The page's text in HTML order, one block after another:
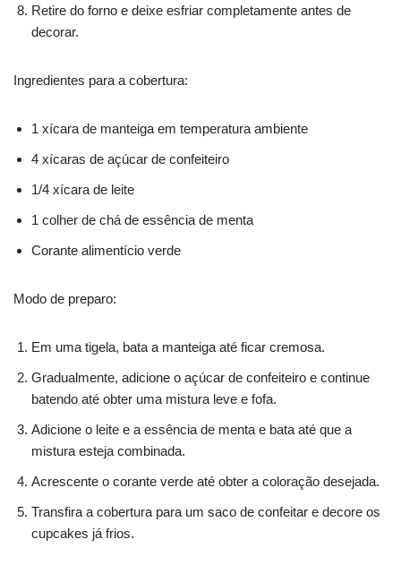
Retire do forno e deixe esfriar completamente antes de
decorar.
Ingredientes para a cobertura:
1 xícara de manteiga em temperatura ambiente
4 xícaras de açúcar de confeiteiro
1/4 xícara de leite
1 colher de chá de essência de menta
Corante alimentício verde
Modo de preparo:
Em uma tigela, bata a manteiga até ficar cremosa.
Gradualmente, adicione o açúcar de confeiteiro e continue
batendo até obter uma mistura leve e fofa.
Adicione o leite e a essência de menta e bata até que a
mistura esteja combinada.
Acrescente o corante verde até obter a coloração desejada.
Transfira a cobertura para um saco de confeitar e decore os
cupcakes já frios.